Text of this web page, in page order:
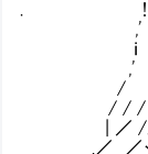
. ! ｉ ∧,'_
,' |/ / ´ ,
ｉ | | ｉ.
,' / | | ゞ
/ / / | .| !
/ / / ／ |
| ／ /. |.| .
.／ ／ヽ